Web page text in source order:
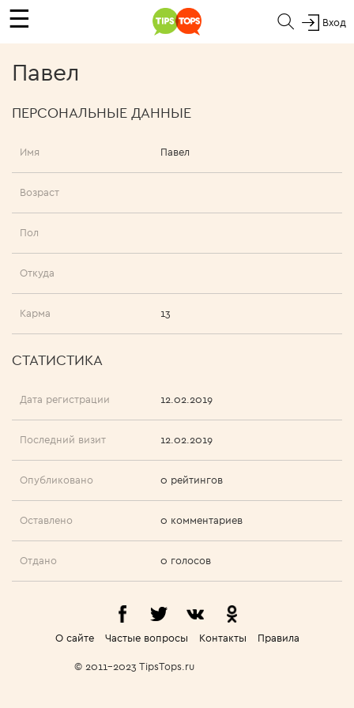
☰ Вход
Павел
ПЕРСОНАЛЬНЫЕ ДАННЫЕ
Имя Павел
Возраст
Пол
Откуда
Карма 13
СТАТИСТИКА
Дата регистрации 12.02.2019
Последний визит 12.02.2019
Опубликовано 0 рейтингов
Оставлено 0 комментариев
Отдано 0 голосов
О сайте Частые вопросы Контакты Правила
© 2011-2023 TipsTops.ru